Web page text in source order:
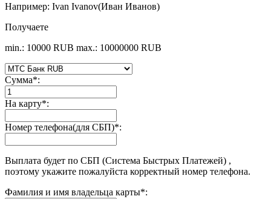
Например: Ivan Ivanov(Иван Иванов)
Получаете
min.: 10000 RUB max.: 10000000 RUB
Сумма*:
На карту*:
Номер телефона(для СБП)*:
Выплата будет по СБП (Система Быстрых Платежей) ,
поэтому укажите пожалуйста корректный номер телефона.
Фамилия и имя владельца карты*: